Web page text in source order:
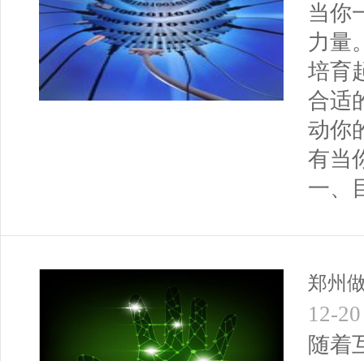
当你
力量
培育
合适
动你
有当
一、
郑州
12-20
随着